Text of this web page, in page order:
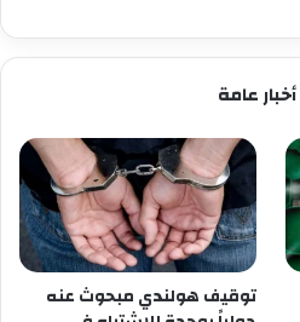
أخبار عامة
توقيف هولندي مبحوث عنه